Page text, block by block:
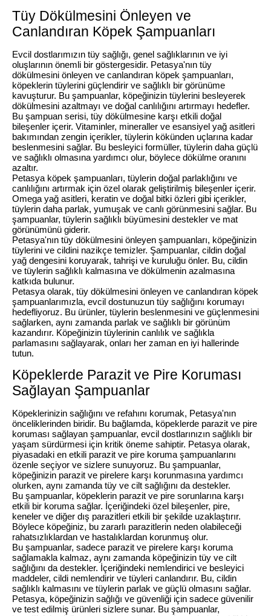
Tüy Dökülmesini Önleyen ve
Canlandıran Köpek Şampuanları
Evcil dostlarımızın tüy sağlığı, genel sağlıklarının ve iyi
oluşlarının önemli bir göstergesidir. Petasya'nın tüy
dökülmesini önleyen ve canlandıran köpek şampuanları,
köpeklerin tüylerini güçlendirir ve sağlıklı bir görünüme
kavuşturur. Bu şampuanlar, köpeğinizin tüylerini besleyerek
dökülmesini azaltmayı ve doğal canlılığını artırmayı hedefler.
Bu şampuan serisi, tüy dökülmesine karşı etkili doğal
bileşenler içerir. Vitaminler, mineraller ve esansiyel yağ asitleri
bakımından zengin içerikler, tüylerin kökünden uçlarına kadar
beslenmesini sağlar. Bu besleyici formüller, tüylerin daha güçlü
ve sağlıklı olmasına yardımcı olur, böylece dökülme oranını
azaltır.
Petasya köpek şampuanları, tüylerin doğal parlaklığını ve
canlılığını artırmak için özel olarak geliştirilmiş bileşenler içerir.
Omega yağ asitleri, keratin ve doğal bitki özleri gibi içerikler,
tüylerin daha parlak, yumuşak ve canlı görünmesini sağlar. Bu
şampuanlar, tüylerin sağlıklı büyümesini destekler ve mat
görünümünü giderir.
Petasya'nın tüy dökülmesini önleyen şampuanları, köpeğinizin
tüylerini ve cildini nazikçe temizler. Şampuanlar, cildin doğal
yağ dengesini koruyarak, tahrişi ve kuruluğu önler. Bu, cildin
ve tüylerin sağlıklı kalmasına ve dökülmenin azalmasına
katkıda bulunur.
Petasya olarak, tüy dökülmesini önleyen ve canlandıran köpek
şampuanlarımızla, evcil dostunuzun tüy sağlığını korumayı
hedefliyoruz. Bu ürünler, tüylerin beslenmesini ve güçlenmesini
sağlarken, aynı zamanda parlak ve sağlıklı bir görünüm
kazandırır. Köpeğinizin tüylerinin canlılık ve sağlıkla
parlamasını sağlayarak, onları her zaman en iyi hallerinde
tutun.
Köpeklerde Parazit ve Pire Koruması
Sağlayan Şampuanlar
Köpeklerinizin sağlığını ve refahını korumak, Petasya'nın
önceliklerinden biridir. Bu bağlamda, köpeklerde parazit ve pire
koruması sağlayan şampuanlar, evcil dostlarınızın sağlıklı bir
yaşam sürdürmesi için kritik öneme sahiptir. Petasya olarak,
piyasadaki en etkili parazit ve pire koruma şampuanlarını
özenle seçiyor ve sizlere sunuyoruz. Bu şampuanlar,
köpeğinizin parazit ve pirelere karşı korunmasına yardımcı
olurken, aynı zamanda tüy ve cilt sağlığını da destekler.
Bu şampuanlar, köpeklerin parazit ve pire sorunlarına karşı
etkili bir koruma sağlar. İçeriğindeki özel bileşenler, pire,
keneler ve diğer dış parazitleri etkili bir şekilde uzaklaştırır.
Böylece köpeğiniz, bu zararlı parazitlerin neden olabileceği
rahatsızlıklardan ve hastalıklardan korunmuş olur.
Bu şampuanlar, sadece parazit ve pirelere karşı koruma
sağlamakla kalmaz, aynı zamanda köpeğinizin tüy ve cilt
sağlığını da destekler. İçeriğindeki nemlendirici ve besleyici
maddeler, cildi nemlendirir ve tüyleri canlandırır. Bu, cildin
sağlıklı kalmasını ve tüylerin parlak ve güçlü olmasını sağlar.
Petasya, köpeğinizin sağlığı ve güvenliği için sadece güvenilir
ve test edilmiş ürünleri sizlere sunar. Bu şampuanlar,